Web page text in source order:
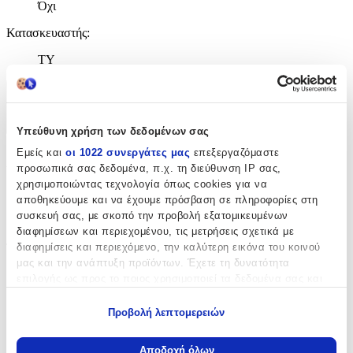
Υπεύθυνη χρήση των δεδομένων σας
Εμείς και οι 1022 συνεργάτες μας επεξεργαζόμαστε
προσωπικά σας δεδομένα, π.χ. τη διεύθυνση IP σας,
χρησιμοποιώντας τεχνολογία όπως cookies για να
αποθηκεύουμε και να έχουμε πρόσβαση σε πληροφορίες στη
συσκευή σας, με σκοπό την προβολή εξατομικευμένων
διαφημίσεων και περιεχομένου, τις μετρήσεις σχετικά με
διαφημίσεις και περιεχόμενο, την καλύτερη εικόνα του κοινού
μας και την ανάπτυξη προϊόντων. Έχετε τη δυνατότητα
Να συλλέξουμε πληροφορίες σχετικά με τη γεωγραφική
Προβολή λεπτομερειών
Αποδοχή όλων
Όχι
Κατασκευαστής:
TY
Χαρακτηριστικά
Χαρακτηριστικά
με Κλειδαριά
Όχι
Τύπος: